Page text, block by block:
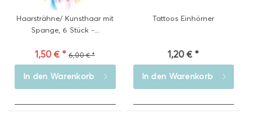
Haarsträhne/ Kunsthaar mit
Spange, 6 Stück -...
1,50 € * 6,00 € *
In den Warenkorb
Tattoos Einhörner
1,20 € *
In den Warenkorb